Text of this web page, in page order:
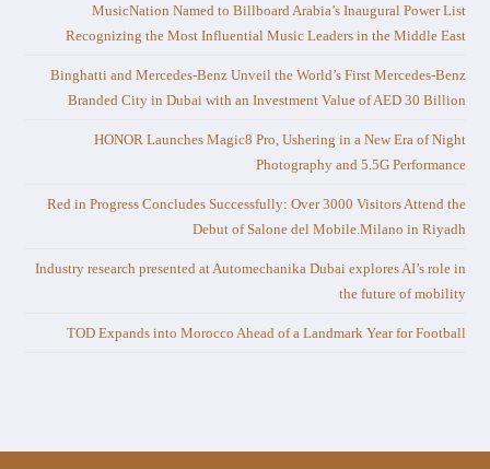
MusicNation Named to Billboard Arabia’s Inaugural Power List
Recognizing the Most Influential Music Leaders in the Middle East
Binghatti and Mercedes-Benz Unveil the World’s First Mercedes-Benz
Branded City in Dubai with an Investment Value of AED 30 Billion
HONOR Launches Magic8 Pro, Ushering in a New Era of Night
Photography and 5.5G Performance
Red in Progress Concludes Successfully: Over 3000 Visitors Attend the
Debut of Salone del Mobile.Milano in Riyadh
Industry research presented at Automechanika Dubai explores AI’s role in
the future of mobility
TOD Expands into Morocco Ahead of a Landmark Year for Football